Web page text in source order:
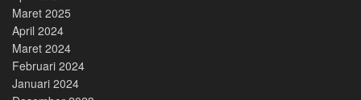
Maret 2025
April 2024
Maret 2024
Februari 2024
Januari 2024